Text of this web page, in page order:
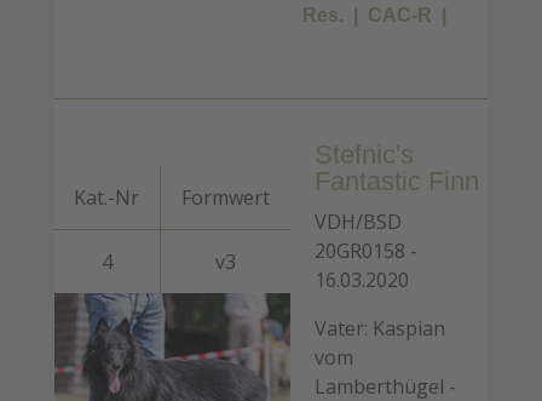
Res.
CAC-R
Kat.-Nr Formwert
4 v3
Stefnic's
Fantastic Finn
VDH/BSD
20GR0158 -
16.03.2020
Vater: Kaspian
vom
Lamberthügel -